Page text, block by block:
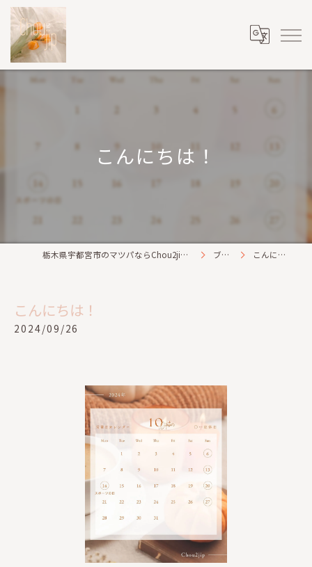
こんにちは！
栃木県宇都宮市のマツパならChou2jip(シュシュジプ) ブログ こんにちは！
こんにちは！
2024/09/26